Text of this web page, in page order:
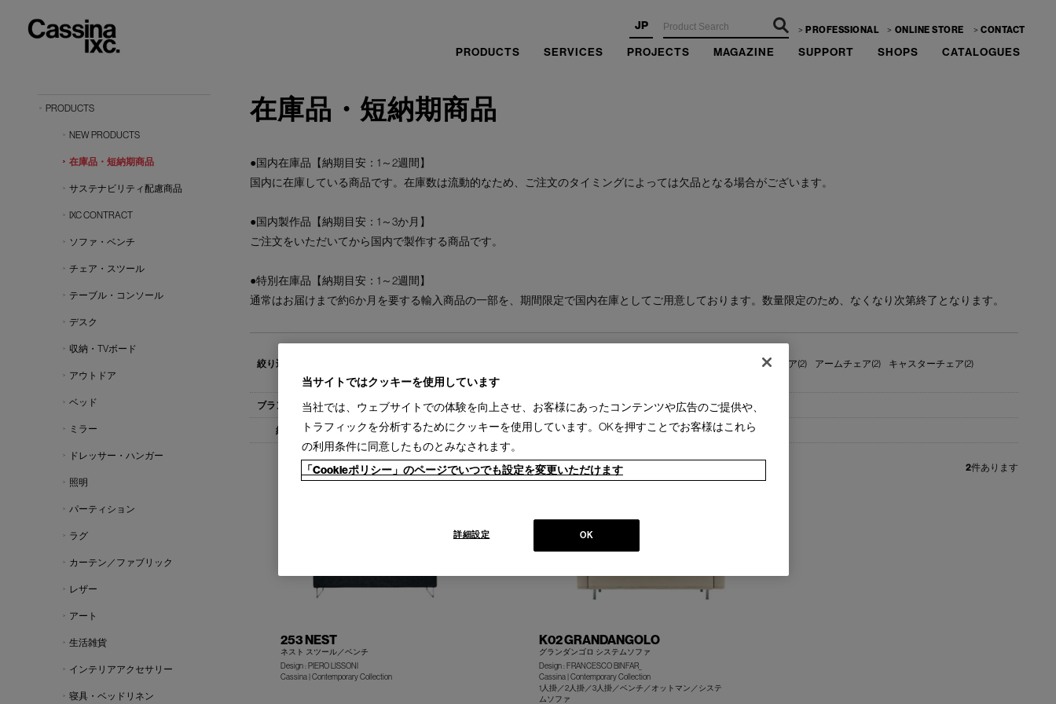
JP PROFESSIONAL ONLINE STORE CONTACT
PRODUCTS SERVICES PROJECTS MAGAZINE SUPPORT SHOPS CATALOGUES
在庫品・短納期商品
●国内在庫品【納期目安：1～2週間】
国内に在庫している商品です。在庫数は流動的なため、ご注文のタイミングによっては欠品となる場合がございます。
●国内製作品【納期目安：1～3か月】
ご注文をいただいてから国内で製作する商品です。
●特別在庫品【納期目安：1～2週間】
通常はお届けまで約6か月を要する輸入商品の一部を、期間限定で国内在庫としてご用意しております。数量限定のため、なくなり次第終了となります。
ラウンジチェア(2) アームチェア(2)
キャスターチェア(2)
スツール(1)
ベッド(1)
すべて Cassina(2) IXC(7)
すべて 1-2週間［国内在庫品］(1) 1-3ヵ月［国内製作品］(2)
2件あります
253 NEST
ネスト スツール／ベンチ
Design : PIERO LISSONI
Cassina | Contemporary Collection
K02 GRANDANGOLO
グランダンゴロ システムソファ
Design : FRANCESCO BINFAR_
Cassina | Contemporary Collection
1人掛／2人掛／3人掛／ベンチ／オットマン／システ
ムソファ
PRODUCTS
NEW PRODUCTS
在庫品・短納期商品
サステナビリティ配慮商品
IXC CONTRACT
ソファ・ベンチ
チェア・スツール
テーブル・コンソール
デスク
収納・TVボード
アウトドア
ベッド
ミラー
ドレッサー・ハンガー
照明
パーティション
ラグ
カーテン／ファブリック
レザー
アート
生活雑貨
インテリアアクセサリー
寝具・ベッドリネン
当サイトではクッキーを使用しています
当社では、ウェブサイトでの体験を向上させ、お客様にあったコンテンツや広告のご提供や、
トラフィックを分析するためにクッキーを使用しています。OKを押すことでお客様はこれら
の利用条件に同意したものとみなされます。
「Cookieポリシー」のページでいつでも設定を変更いただけます
OK
詳細設定